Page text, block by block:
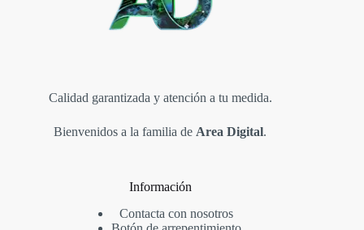
Calidad garantizada y atención a tu medida.
Bienvenidos a la familia de Area Digital.
Información
Contacta con nosotros